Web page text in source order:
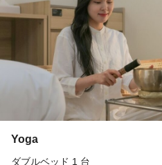
Yoga
ダブルベッド 1 台